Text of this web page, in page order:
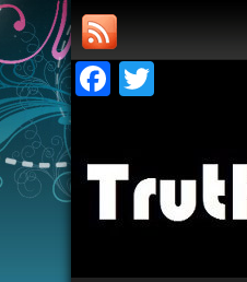
Facebook